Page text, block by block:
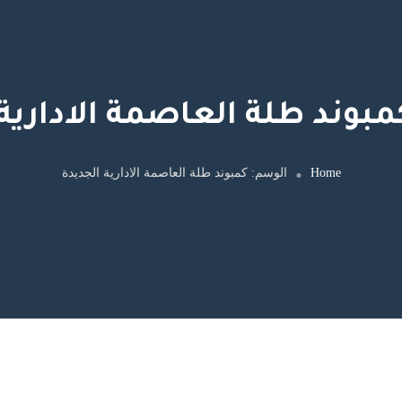
طلة العاصمة
Home الوسم:كمبوند طلة العاصمة الادارية الجديدة